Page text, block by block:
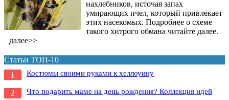
нахлебников, источая запах
умирающих пчел, который привлекает
этих насекомых. Подробнее о схеме
такого хитрого обмана читайте далее.
далее>>
Статьи ТОП-10
1 Костюмы своими руками к хеллоуину
2 Что подарить маме на день рождения? Коллекция идей